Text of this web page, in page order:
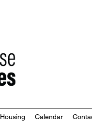
Housing Calendar